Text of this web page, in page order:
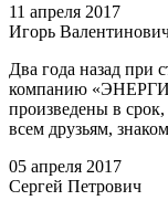
11 апреля 2017
Игорь
Два года назад при
компанию
произведены в
всем друзьям,
05 апреля 2017
Сергей Петрович